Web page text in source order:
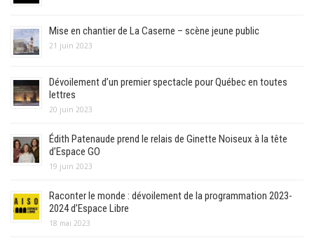
Mise en chantier de La Caserne – scène jeune public
21 juin 2023
Dévoilement d’un premier spectacle pour Québec en toutes
lettres
20 juin 2023
Édith Patenaude prend le relais de Ginette Noiseux à la tête
d’Espace GO
19 juin 2023
Raconter le monde : dévoilement de la programmation 2023-
2024 d’Espace Libre
18 mai 2023